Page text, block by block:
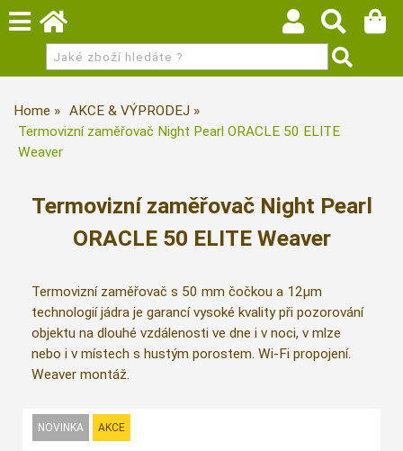
Home
AKCE & VÝPRODEJ
Termovizní zaměřovač Night Pearl ORACLE 50 ELITE
Weaver
Termovizní zaměřovač Night Pearl
ORACLE 50 ELITE Weaver
Termovizní zaměřovač s 50 mm čočkou a 12µm
technologií jádra je garancí vysoké kvality při pozorování
objektu na dlouhé vzdálenosti ve dne i v noci, v mlze
nebo i v místech s hustým porostem. Wi-Fi propojení.
Weaver montáž.